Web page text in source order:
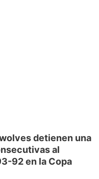
detienen una
al
92 en la Copa